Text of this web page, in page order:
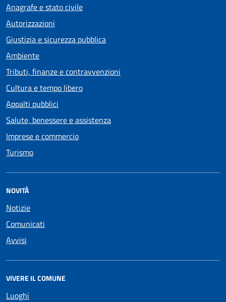
Anagrafe e stato civile
Autorizzazioni
Giustizia e sicurezza pubblica
Ambiente
Tributi, finanze e contravvenzioni
Cultura e tempo libero
Appalti pubblici
Salute, benessere e assistenza
Imprese e commercio
Turismo
NOVITÀ
Notizie
Comunicati
Avvisi
VIVERE IL COMUNE
Luoghi